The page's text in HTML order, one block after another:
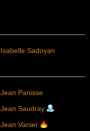
Isabelle Sadoyan
Jean Panisse
Jean Saudray
Jean Vanier